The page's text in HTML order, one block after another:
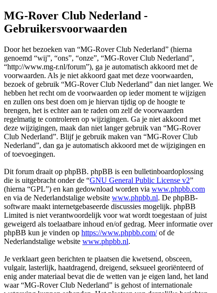
MG-Rover Club Nederland -
Gebruikersvoorwaarden
Door het bezoeken van “MG-Rover Club Nederland” (hierna
genoemd “wij”, “ons”, “onze”, “MG-Rover Club Nederland”,
“http://www.mg-r.nl/forum”), ga je automatisch akkoord met de
voorwaarden. Als je niet akkoord gaat met deze voorwaarden,
bezoek of gebruik “MG-Rover Club Nederland” dan niet langer. We
hebben het recht om de voorwaarden op ieder moment te wijzigen
en zullen ons best doen om je hiervan tijdig op de hoogte te
brengen, het is echter aan te raden om zelf de voorwaarden
regelmatig te controleren op wijzigingen. Ga je niet akkoord met
deze wijzigingen, maak dan niet langer gebruik van “MG-Rover
Club Nederland”. Blijf je gebruik maken van “MG-Rover Club
Nederland”, dan ga je automatisch akkoord met de wijzigingen en
of toevoegingen.
Dit forum draait op phpBB. phpBB is een bulletinboardoplossing
die is uitgebracht onder de “GNU General Public License v2”
(hierna “GPL”) en kan gedownload worden via www.phpbb.com
en via de Nederlandstalige website www.phpbb.nl. De phpBB-
software maakt internetgebaseerde discussies mogelijk. phpBB
Limited is niet verantwoordelijk voor wat wordt toegestaan of juist
geweigerd als toelaatbare inhoud en/of gedrag. Meer informatie over
phpBB kun je vinden op https://www.phpbb.com/of de
Nederlandstalige website www.phpbb.nl.
Je verklaart geen berichten te plaatsen die kwetsend, obsceen,
vulgair, lasterlijk, haatdragend, dreigend, seksueel georiënteerd of
enig ander materiaal bevat die de wetten van je eigen land, het land
waar “MG-Rover Club Nederland” is gehost of internationale